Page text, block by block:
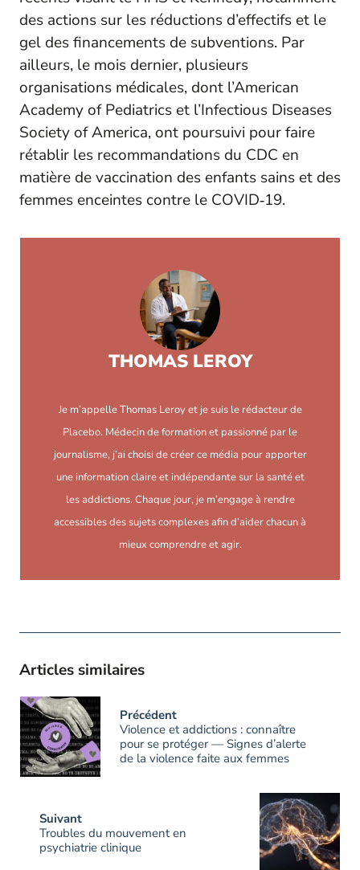
des actions sur les réductions d’effectifs et le
gel des financements de subventions. Par
ailleurs, le mois dernier, plusieurs
organisations médicales, dont l’American
Academy of Pediatrics et l’Infectious Diseases
Society of America, ont poursuivi pour faire
rétablir les recommandations du CDC en
matière de vaccination des enfants sains et des
femmes enceintes contre le COVID‑19.
THOMAS LEROY
Je m’appelle Thomas Leroy et je suis le rédacteur de
Placebo. Médecin de formation et passionné par le
journalisme, j’ai choisi de créer ce média pour apporter
une information claire et indépendante sur la santé et
les addictions. Chaque jour, je m’engage à rendre
accessibles des sujets complexes afin d’aider chacun à
mieux comprendre et agir.
Articles similaires
Précédent
Violence et addictions : connaître
pour se protéger — Signes d’alerte
de la violence faite aux femmes
Suivant
Troubles du mouvement en
psychiatrie clinique